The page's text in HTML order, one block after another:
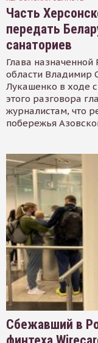
Часть
передать
санаториев
Глава
области Владимир
Лукашенко в ходе
этого разговора
журналистам, что
побережья
Сбежавший в